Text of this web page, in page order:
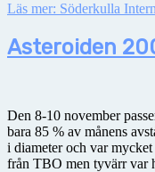
Läs mer: Söderkulla
Asteroiden
Den 8-10 november
bara 85 % av månens
i diameter och var
från TBO men tyvärr var